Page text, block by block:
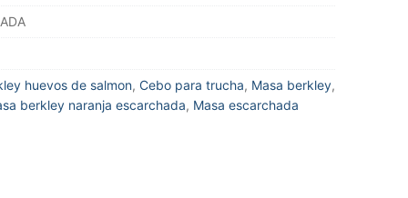
huevos de salmon, Cebo para trucha, Masa berkley,
berkley naranja escarchada, Masa escarchada